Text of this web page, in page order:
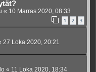
« 10 Marras 2020, 08:33
1 2 3
27 Loka 2020, 20:21
« 11 Loka 2020, 18:34